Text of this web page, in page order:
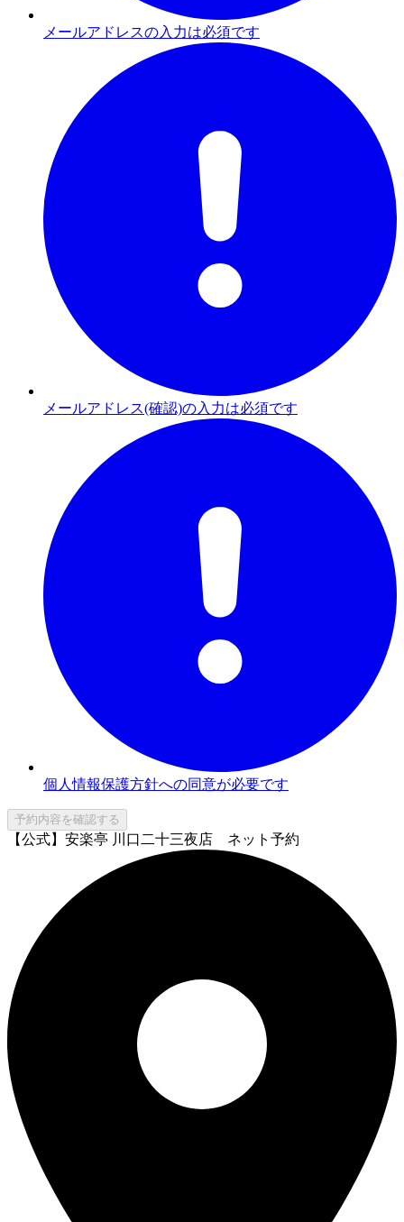
メールアドレスの入力は必須です
メールアドレス(確認)の入力は必須です
個人情報保護方針への同意が必要です
予約内容を確認する
【公式】安楽亭 川口二十三夜店 ネット予約